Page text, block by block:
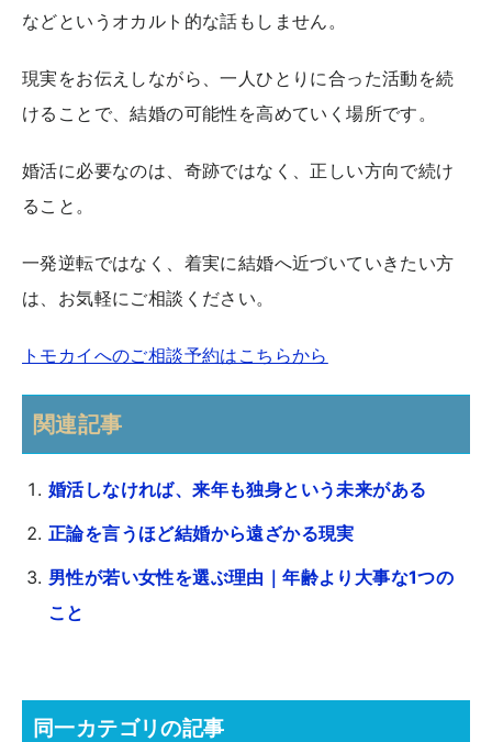
などというオカルト的な話もしません。
現実をお伝えしながら、一人ひとりに合った活動を続
けることで、結婚の可能性を高めていく場所です。
婚活に必要なのは、奇跡ではなく、正しい方向で続け
ること。
一発逆転ではなく、着実に結婚へ近づいていきたい方
は、お気軽にご相談ください。
トモカイへのご相談予約はこちらから
関連記事
婚活しなければ、来年も独身という未来がある
正論を言うほど結婚から遠ざかる現実
男性が若い女性を選ぶ理由｜年齢より大事な1つの
こと
同一カテゴリの記事